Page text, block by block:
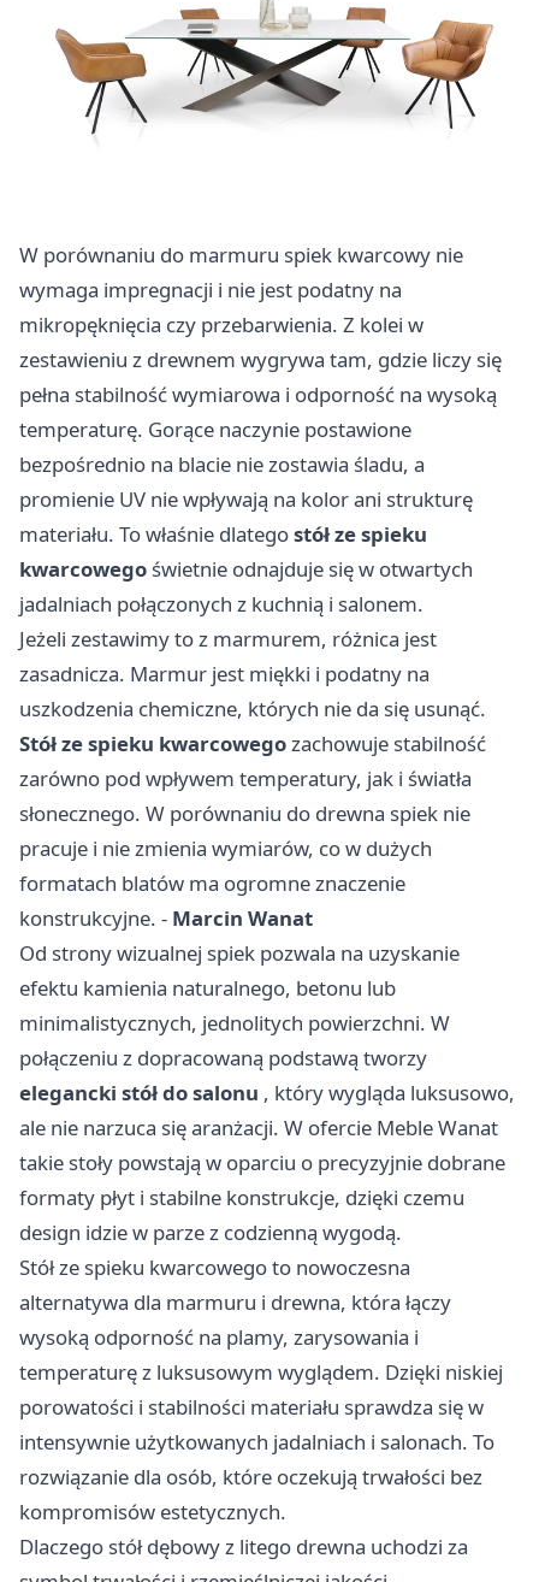
W porównaniu do marmuru spiek kwarcowy nie
wymaga impregnacji i nie jest podatny na
mikropęknięcia czy przebarwienia. Z kolei w
zestawieniu z drewnem wygrywa tam, gdzie liczy się
pełna stabilność wymiarowa i odporność na wysoką
temperaturę. Gorące naczynie postawione
bezpośrednio na blacie nie zostawia śladu, a
promienie UV nie wpływają na kolor ani strukturę
materiału. To właśnie dlategostół ze spieku
kwarcowego świetnie odnajduje się w otwartych
jadalniach połączonych z kuchnią i salonem.
Jeżeli zestawimy to z marmurem, różnica jest
zasadnicza. Marmur jest miękki i podatny na
uszkodzenia chemiczne, których nie da się usunąć.
Stół ze spieku kwarcowegozachowuje stabilność
zarówno pod wpływem temperatury, jak i światła
słonecznego. W porównaniu do drewna spiek nie
pracuje i nie zmienia wymiarów, co w dużych
formatach blatów ma ogromne znaczenie
konstrukcyjne. - Marcin Wanat
Od strony wizualnej spiek pozwala na uzyskanie
efektu kamienia naturalnego, betonu lub
minimalistycznych, jednolitych powierzchni. W
połączeniu z dopracowaną podstawą tworzy
elegancki stół do salonu , który wygląda luksusowo,
ale nie narzuca się aranżacji. W ofercie Meble Wanat
takie stoły powstają w oparciu o precyzyjnie dobrane
formaty płyt i stabilne konstrukcje, dzięki czemu
design idzie w parze z codzienną wygodą.
Stół ze spieku kwarcowego to nowoczesna
alternatywa dla marmuru i drewna, która łączy
wysoką odporność na plamy, zarysowania i
temperaturę z luksusowym wyglądem. Dzięki niskiej
porowatości i stabilności materiału sprawdza się w
intensywnie użytkowanych jadalniach i salonach. To
rozwiązanie dla osób, które oczekują trwałości bez
kompromisów estetycznych.
Dlaczego stół dębowy z litego drewna uchodzi za